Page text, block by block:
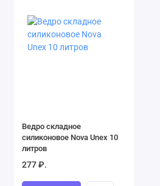
Ведро складное
силиконовое Nova Unex 10
литров
277 ₽.